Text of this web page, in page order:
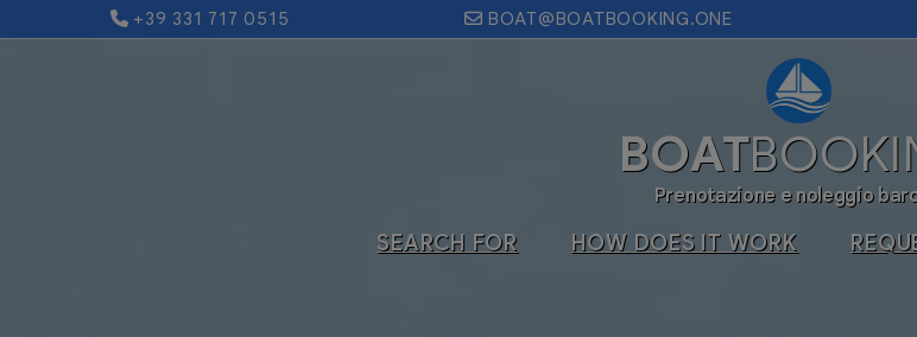
+39 331 717 0515 BOAT@BOATBOOKING.ONE
BOAT
Prenotazione e noleggio
SEARCH FOR HOW DOES IT WORK